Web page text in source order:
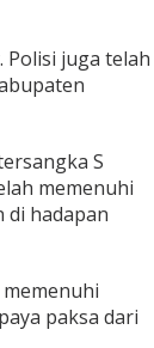
Polisi juga telah
S
memenuhi
di hadapan
paksa dari